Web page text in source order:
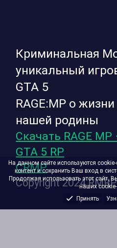
Криминальная
уникальный
GTA 5
RAGE:MP о
нашей родины
Скачать RAGE
GTA 5 RP
CRMP
Copyright 2024 RMRP
На данном сайте используются
контент и сохранить Ваш вход в
Продолжая использовать этот сайт,
наших
Принять